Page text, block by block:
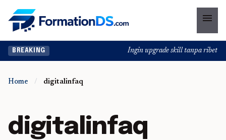
menu
BREAKING Ingin upgrade skill tanpa ribet?
Home / digitalinfaq
digitalinfaq